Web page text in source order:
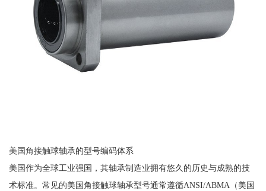
美国角接触球轴承的型号编码体系
美国作为全球工业强国，其轴承制造业拥有悠久的历史与成熟的技
术标准。常见的美国角接触球轴承型号通常遵循ANSI/ABMA（美国